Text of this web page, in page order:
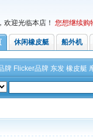
欢迎光临本店！ 您想继续购
休闲橡皮艇 船外机
牌 Flicker品牌 东发 橡皮艇